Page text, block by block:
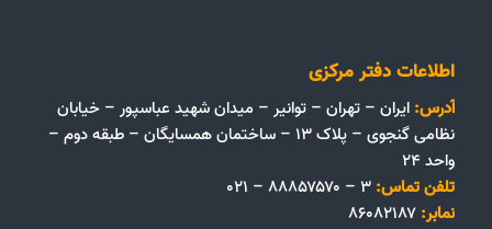
اطلاعات دفتر مرکزی
آدرس: ایران – تهران – توانیر – میدان شهید عباسپور – خیابان
نظامی گنجوی – پلاک ۱۳ – ساختمان همسایگان – طبقه دوم –
واحد ۲۴
تلفن تماس:
نمابر: